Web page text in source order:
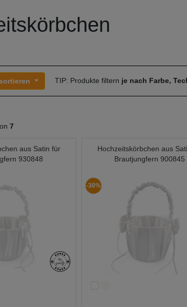
TIP: Produkte filtern je nach Farbe,
7
aus Satin für
930848
Hochzeitskörbchen aus
Brautjungfern 900845
-30%